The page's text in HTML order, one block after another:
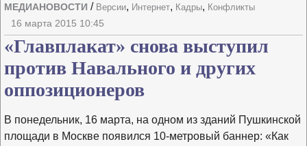
МЕДИАНОВОСТИ / Версии, Интернет, Кадры, Конфликты
16 марта 2015 10:45
«Главплакат» снова выступил
против Навального и других
оппозиционеров
В понедельник, 16 марта, на одном из зданий Пушкинской
площади в Москве появился 10-метровый баннер: «Как